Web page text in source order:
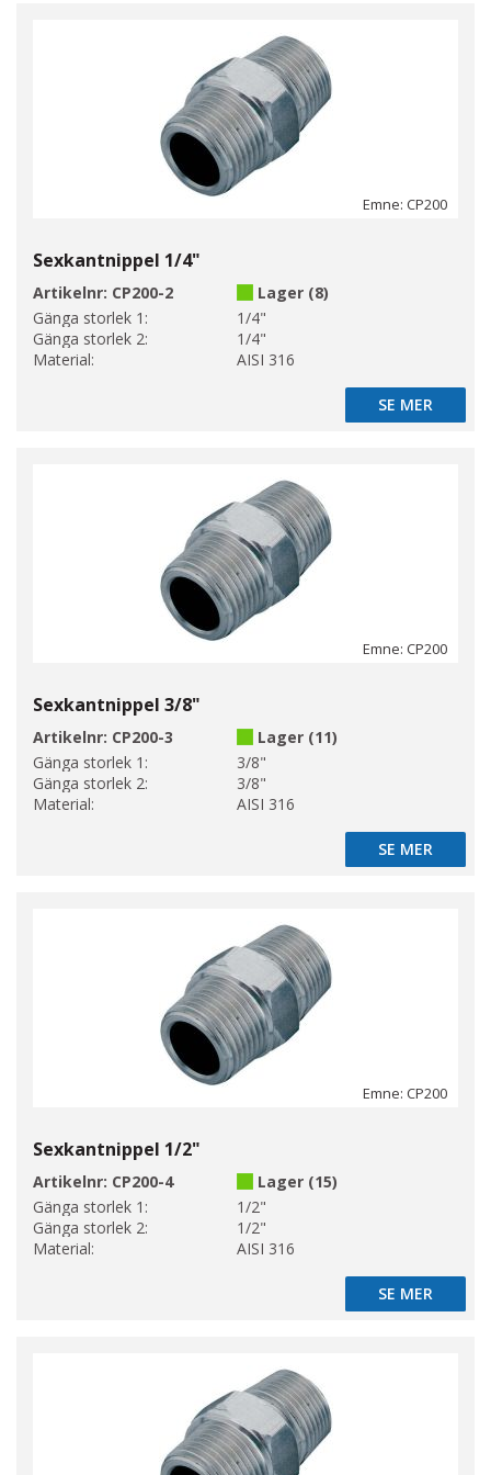
Emne: CP200
Sexkantnippel 1/4"
Artikelnr: CP200-2
Lager (8)
Gänga storlek 1:
1/4"
Gänga storlek 2:
1/4"
Material:
AISI 316
SE MER
SE MER
Emne: CP200
Sexkantnippel 3/8"
Artikelnr: CP200-3
Lager (11)
Gänga storlek 1:
3/8"
Gänga storlek 2:
3/8"
Material:
AISI 316
SE MER
SE MER
Emne: CP200
Sexkantnippel 1/2"
Artikelnr: CP200-4
Lager (15)
Gänga storlek 1:
1/2"
Gänga storlek 2:
1/2"
Material:
AISI 316
SE MER
SE MER